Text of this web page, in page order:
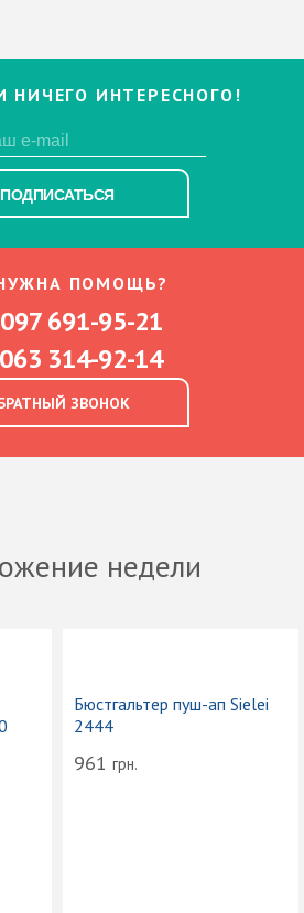
НИЧЕГО ИНТЕРЕСНОГО!
ПОДПИСАТЬСЯ
ПОМОЩЬ?
691-95-21
314-92-14
ЗВОНОК
недели
Бюстгальтер пуш-ап Sielei
2444
961 грн.